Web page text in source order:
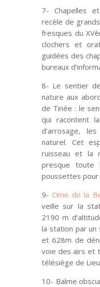
7- Chapelles
recèle de
fresques du
clochers et
guidées des
bureaux
8- Le sentier
nature aux
de Tinée : le
qui racontent
d’arrosage,
naturel. Cet
ruisseau et la
presque toute
poussettes pour
9-Cime de la
veille sur la
2190 m
la station par un
et 628m de
voie des airs et
télésiège de
10- Balme